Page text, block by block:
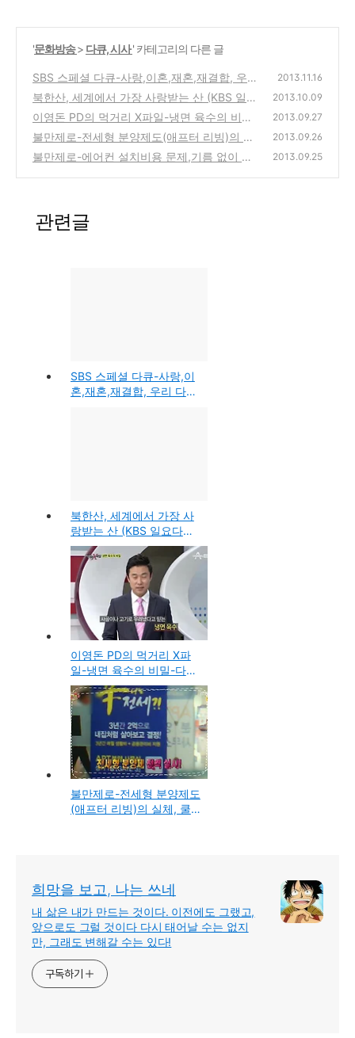
'문화방송> 다큐, 시사' 카테고리의 다른 글
SBS 스페셜 다큐-사랑,이혼,재혼,재결합, 우리
다시 결혼할까요? 행복한 삶에 대한 방송
(0)
2013.11.16
북한산, 세계에서 가장 사랑받는 산 (KBS 일요
다큐 산 山 방송)
(0)
2013.10.09
이영돈 PD의 먹거리 X파일-냉면 육수의 비밀-
다시다,설탕,식초를 원료로 만드는 물냉면
2013.09.27
불만제로-전세형 분양제도(애프터 리빙)의 실
체, 쿨매트의 효능과 소비자의 불만
(1)
2013.09.26
불만제로-에어컨 설치비용 문제,기름 없이 튀
2013.09.25
관련글
SBS 스페셜 다큐-사랑,이
혼,재혼,재결합, 우리 다시
북한산, 세계에서 가장 사
랑받는 산 (KBS 일요다큐
산 山 방송)
이영돈 PD의 먹거리 X파
일-냉면 육수의 비밀-다시
다,설탕,식초를 원료로 만
드는 물냉면
불만제로-전세형 분양제도
(애프터 리빙)의 실체, 쿨
희망을 보고, 나는 쓰네
내 삶은 내가 만드는 것이다. 이전에도 그랬고,
앞으로도 그럴 것이다 다시 태어날 수는 없지
만, 그래도 변해갈 수는 있다!
구독하기